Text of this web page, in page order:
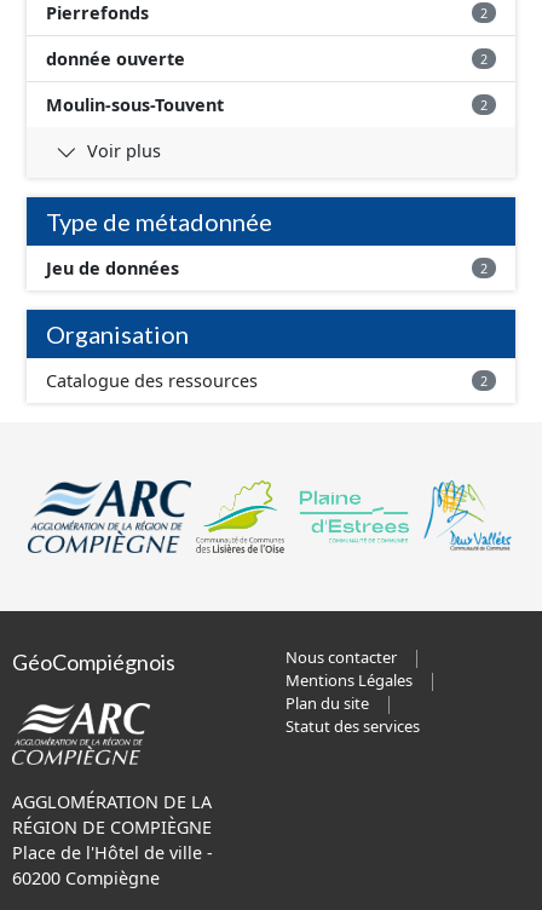
Pierrefonds 2
donnée ouverte 2
Moulin-sous-Touvent 2
Voir plus
Type de métadonnée
Jeu de données 2
Organisation
Catalogue des ressources 2
GéoCompiégnois
AGGLOMÉRATION DE LA
RÉGION DE COMPIÈGNE
Place de l'Hôtel de ville -
60200 Compiègne
Nous contacter
Mentions Légales
Plan du site
Statut des services